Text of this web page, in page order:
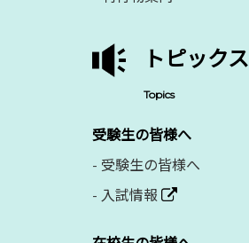
トピックス
Topics
受験生の皆様へ
- 受験生の皆様へ
- 入試情報